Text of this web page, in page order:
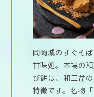
岡崎城のすぐそ
甘味処。本場の
び餅は、和三盆
特徴です。名物